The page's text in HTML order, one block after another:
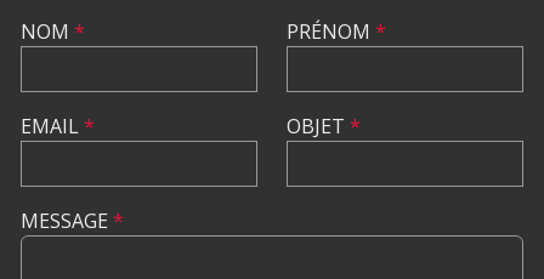
NOM *
EMAIL*
PRÉNOM *
OBJET *
MESSAGE *